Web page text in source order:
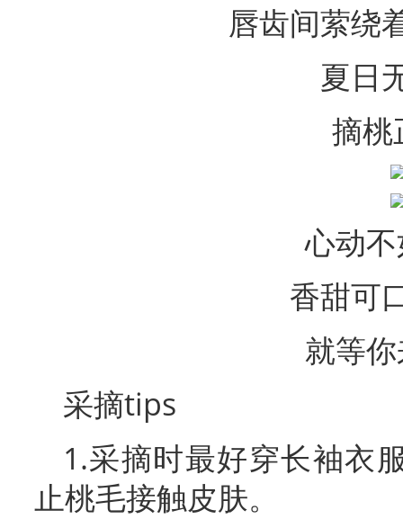
唇齿间萦绕
夏日
摘桃
心动
香甜可
就等
采摘tips
1.采摘时最好穿长袖衣
止桃毛接触皮肤。